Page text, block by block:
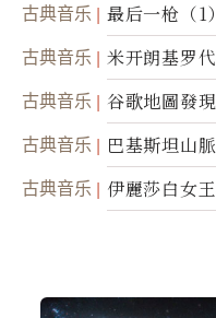
古典音乐 最后一枪（1
古典音乐
米开朗基罗
(图)
古典音乐 谷歌地圖發
古典音乐 巴基斯坦山
古典音乐 伊麗莎白女